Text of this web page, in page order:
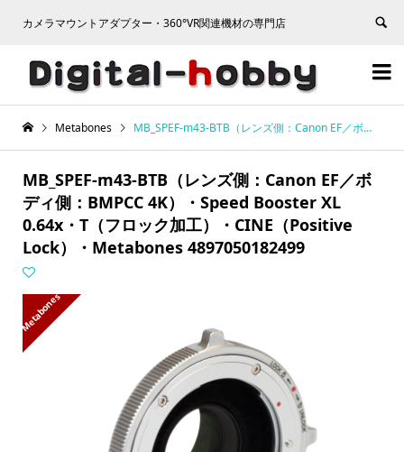
カメラマウントアダプター・360°VR関連機材の専門店


Metabones MB_SPEF-m43-BTB（レンズ側：Canon EF／ボディ側：BMPCC 4K）・Speed Booster XL 0.64x・T（フロック加工）・CINE（Positive Lock）・Metabones 4897050182499
MB_SPEF-m43-BTB（レンズ側：Canon EF／ボ
ディ側：BMPCC 4K）・Speed Booster XL
0.64x・T（フロック加工）・CINE（Positive
Lock）・Metabones 4897050182499
Metabones